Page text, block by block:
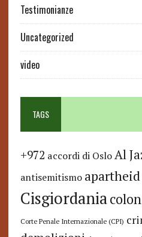
Testimonianze
Uncategorized
video
TAGS
+972 accordi di Oslo Al
antisemitismo apartheid
Cisgiordania
Corte Penale Internazionale (CPI)